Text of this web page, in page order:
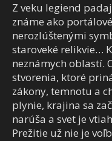
Z veku legiend
známe ako
nerozlúštenými
staroveké relikvie…
neznámych oblastí.
stvorenia, ktoré
zákony, temnotu a
plynie, krajina sa
narúša a svet je
Prežitie už nie je